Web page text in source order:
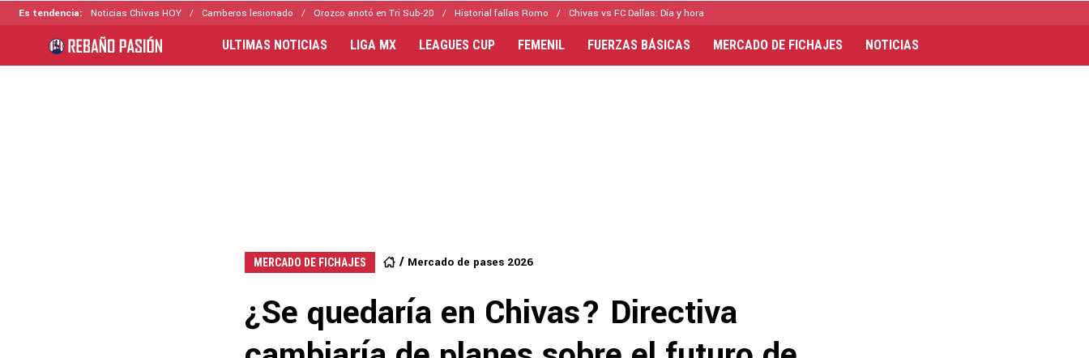
Es tendencia: Noticias Chivas HOY Camberos lesionado Orozco anotó en Tri Sub-20 Historial fallas Romo Chivas vs FC Dallas: Día y hora
ULTIMAS NOTICIAS LIGA MX LEAGUES CUP FEMENIL FUERZAS BÁSICAS MERCADO DE FICHAJES NOTICIAS
MERCADO DE FICHAJES Mercado de pases 2026
¿Se quedaría en Chivas? Directiva